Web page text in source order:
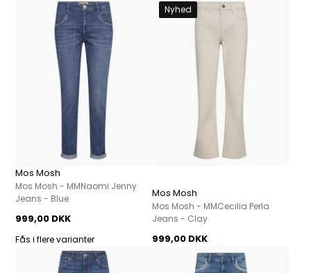
Mos Mosh
Mos Mosh - MMNaomi Jenny
Jeans - Blue
999,00 DKK
Fås i flere varianter
Nyhed
Mos Mosh
Mos Mosh - MMCecilia Perla
Jeans - Clay
999,00 DKK